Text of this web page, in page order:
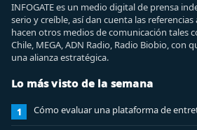
INFOGATE es un medio digital de prensa
serio y creíble, así dan cuenta las
hacen otros medios de comunicación tales
Chile, MEGA, ADN Radio, Radio Biobio, con
una alianza estratégica.
Lo más visto de la semana
1 Cómo evaluar una plataforma de